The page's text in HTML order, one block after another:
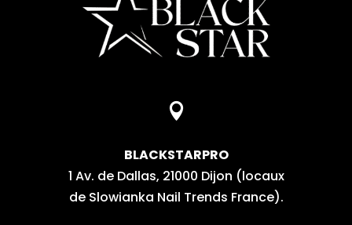

BLACKSTARPRO
1 Av. de Dallas, 21000 Dijon (locaux
de Slowianka Nail Trends France).